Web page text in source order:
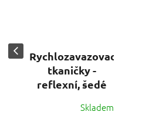
Rychlozavazovací
tkaničky -
reflexní, šedé
Skladem